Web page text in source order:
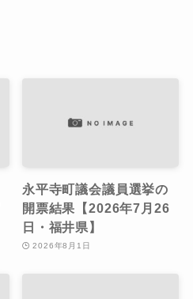
永平寺町議会議員選挙の
開票結果【2026年7月26
日・福井県】
2026年8月1日